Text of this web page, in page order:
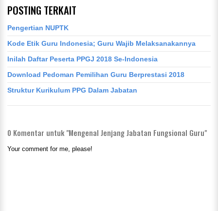
POSTING TERKAIT
Pengertian NUPTK
Kode Etik Guru Indonesia; Guru Wajib Melaksanakannya
Inilah Daftar Peserta PPGJ 2018 Se-Indonesia
Download Pedoman Pemilihan Guru Berprestasi 2018
Struktur Kurikulum PPG Dalam Jabatan
0 Komentar untuk "Mengenal Jenjang Jabatan Fungsional Guru"
Your comment for me, please!